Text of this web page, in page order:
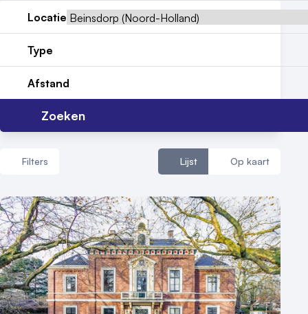
Locatie
Type
Afstand
Zoeken
Filters Lijst Op kaart
Aantal zalen
1 - 5 zalen
6 - 10 zalen
10 of meer zalen
Aantal personen